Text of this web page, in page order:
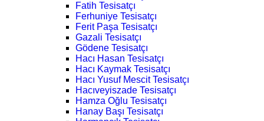
Fatih Tesisatçı
Ferhuniye Tesisatçı
Ferit Paşa Tesisatçı
Gazali Tesisatçı
Gödene Tesisatçı
Hacı Hasan Tesisatçı
Hacı Kaymak Tesisatçı
Hacı Yusuf Mescit Tesisatçı
Hacıveyiszade Tesisatçı
Hamza Oğlu Tesisatçı
Hanay Başı Tesisatçı